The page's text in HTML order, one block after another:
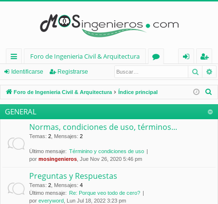
nl
ac
es
rá
d
Foro de Ingenieria Civil & Arquitectura
os
nt
ifi
eg
ist
ra
Identificarse Registrarse
Foro de Ingenieria Civil & Arquitectura Índice principal
GENERAL
Normas, condiciones de uso, términos...
Temas: 2 Mensajes: 2
Último mensaje: Términino y condiciones de uso
por mosingenieros , Jue Nov 26, 2020 5:46 pm
Preguntas y Respuestas
Temas: 2 Mensajes: 4
Último mensaje: Re: Porque veo todo de cero?
por everyword , Lun Jul 18, 2022 3:23 pm